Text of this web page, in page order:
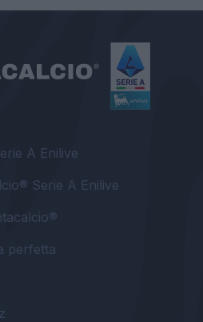
A Enilive
Serie A Enilive
perfetta